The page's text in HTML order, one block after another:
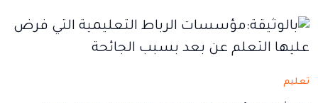
جديدةجديدةجديدةجديدةجديدة
تعليم